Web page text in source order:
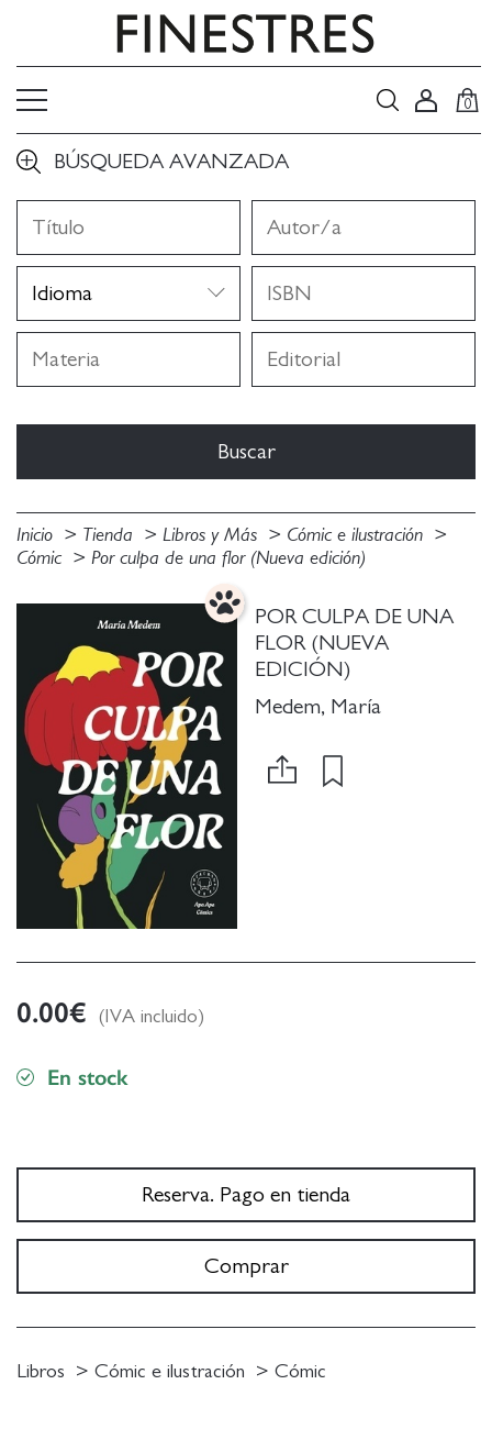
0
BÚSQUEDA AVANZADA
Inicio Tienda Libros y Más
Cómic e ilustración
Cómic
Por culpa de una flor (Nueva edición)
POR CULPA DE UNA
FLOR (NUEVA
EDICIÓN)
Medem, María
0.00€ (IVA incluido)
En stock
Reserva. Pago en tienda
Comprar
Libros Cómic e ilustración Cómic